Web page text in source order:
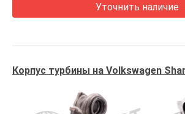
Уточнить наличие
Корпус турбины на Volkswagen